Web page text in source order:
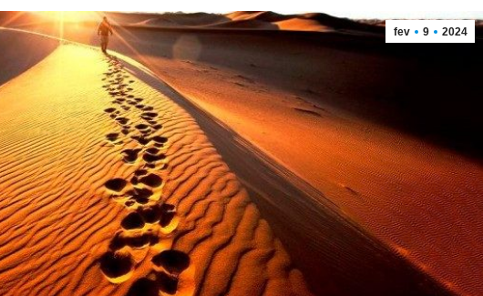
fev 9 2024